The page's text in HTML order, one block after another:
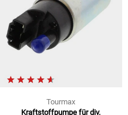
Tourmax
Kraftstoffpumpe für div.